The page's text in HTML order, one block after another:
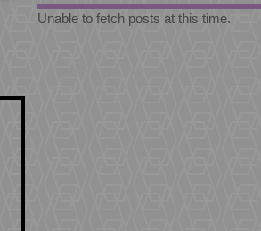
Unable to fetch posts at this time.